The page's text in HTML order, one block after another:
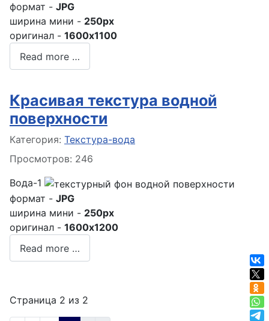
формат - JPG
ширина мини - 250px
оригинал - 1600x1100
Read more …
Красивая текстура водной
поверхности
Информация о материале
Категория: Текстура-вода
Просмотров: 246
Вода-1
формат - JPG
ширина мини - 250px
оригинал - 1600x1200
Read more …
Страница 2 из 2